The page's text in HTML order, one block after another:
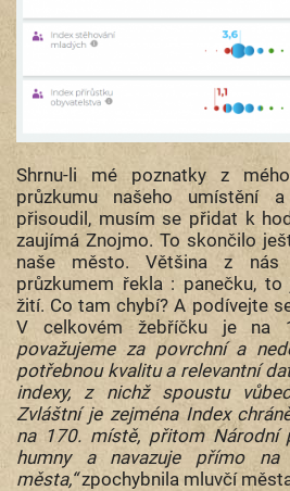
Shrnu-li mé poznatky z
průzkumu našeho umístění
přisoudil, musím se přidat k
zaujímá Znojmo. To skončilo
naše město. Většina z
průzkumem řekla : panečku,
žití. Co tam chybí? A podívejte
V celkovém žebříčku je na
považujeme za povrchní a
potřebnou kvalitu a relevantní
indexy, z nichž spoustu
Zvláštní je zejména Index
na 170. místě, přitom Národní
humny a navazuje přímo na
města,“zpochybnila mluvčí